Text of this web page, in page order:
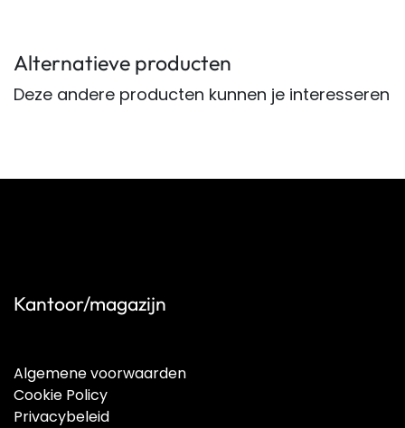
Alternatieve producten
Deze andere producten kunnen je interesseren
Kantoor/magazijn
Algemene voorwaarden
Cookie Policy
Privacybeleid